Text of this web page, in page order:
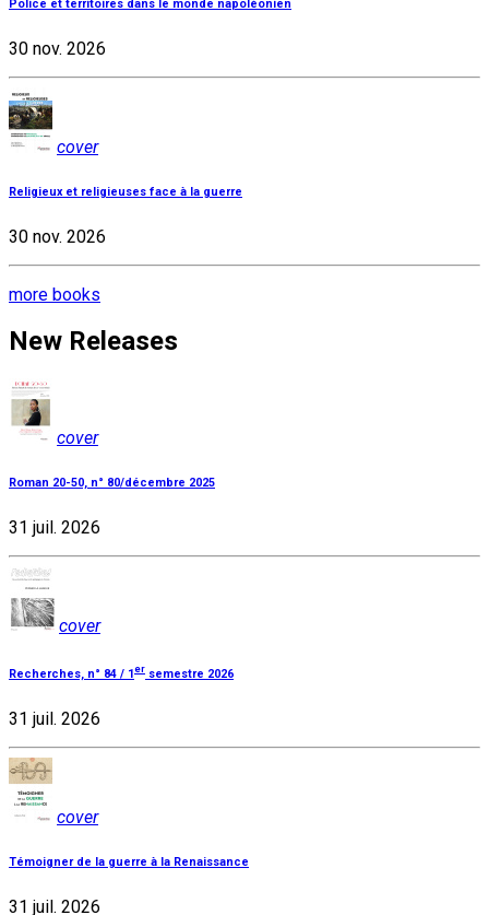
Police et territoires dans le monde napoléonien
30 nov. 2026
cover
Religieux et religieuses face à la guerre
30 nov. 2026
more books
New Releases
cover
Roman 20-50, n° 80/décembre 2025
31 juil. 2026
cover
Recherches, n° 84 / 1er semestre 2026
31 juil. 2026
cover
Témoigner de la guerre à la Renaissance
31 juil. 2026